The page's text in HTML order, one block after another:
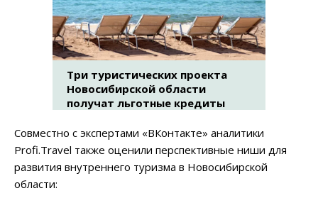
Три туристических проекта
Новосибирской области
получат льготные кредиты
Совместно с экспертами «ВКонтакте» аналитики
Profi.Travel также оценили перспективные ниши для
развития внутреннего туризма в Новосибирской
области: